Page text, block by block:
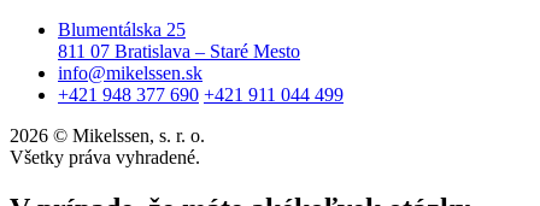
Blumentálska 25
811 07 Bratislava – Staré Mesto
info@mikelssen.sk
+421 948 377 690 +421 911 044 499
2026 © Mikelssen, s. r. o.
Všetky práva vyhradené.